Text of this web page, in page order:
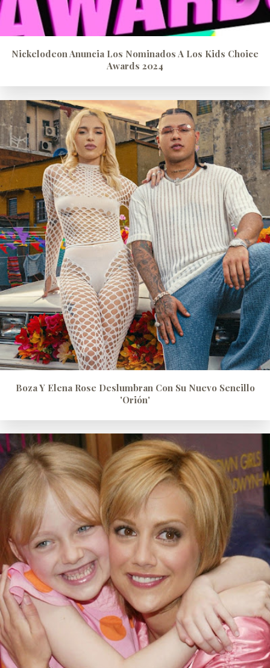
Nickelodeon Anuncia Los Nominados A Los Kids Choice
Awards 2024
Boza Y Elena Rose Deslumbran Con Su Nuevo Sencillo
'Orión'